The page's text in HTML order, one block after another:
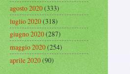
agosto 2020(333)
luglio 2020(318)
giugno 2020(287)
maggio 2020(254)
aprile 2020(90)